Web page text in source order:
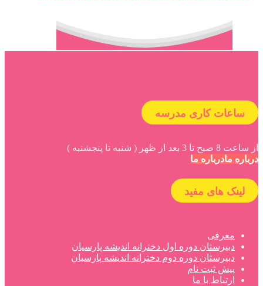
ساعات کاری مدرسه
از ساعت 8 صبح تا 3 بعد از ظهر ( شنبه تا پنجشنبه )
درباره مادرباره ما
لینک های مفید
معرفی
دبیرستان دوره اول دخترانه اندیشه پارسیان
دبیرستان دوره دوم دخترانه اندیشه پارسیان
پیش ثبت نام
ارتباط با ما